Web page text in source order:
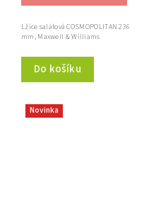
Do košíku
Lžíce salátová COSMOPOLITAN 236
mm, Maxwell & Williams
Novinka